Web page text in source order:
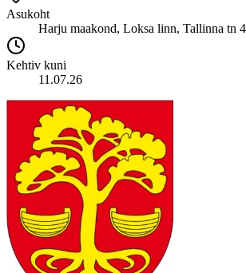
Asukoht
Harju maakond, Loksa linn, Tallinna tn
Kehtiv kuni
11.07.26